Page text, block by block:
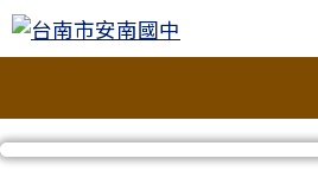
跳至主內容區
台南市安南國中